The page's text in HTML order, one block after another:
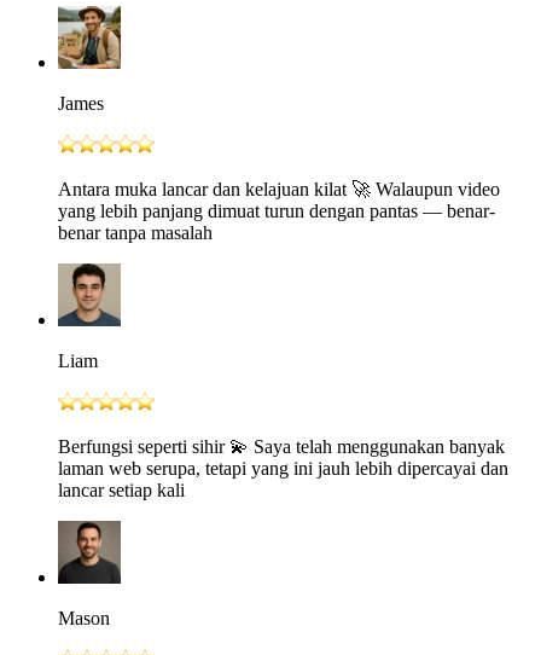
James
Antara muka lancar dan kelajuan kilat 🚀 Walaupun video
yang lebih panjang dimuat turun dengan pantas — benar-
benar tanpa masalah
Liam
Berfungsi seperti sihir 💫 Saya telah menggunakan banyak
laman web serupa, tetapi yang ini jauh lebih dipercayai dan
lancar setiap kali
Mason